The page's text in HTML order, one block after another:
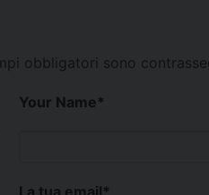
obbligatori sono
Your Name*
La tua email*